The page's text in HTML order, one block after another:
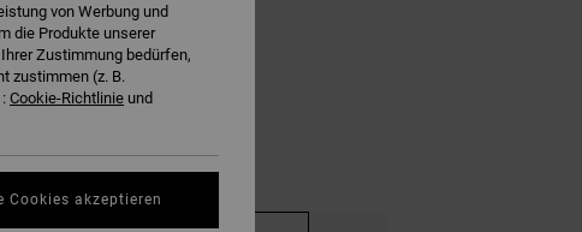
FARBE Hunter Green Paisley
von Werbung und
die Produkte unserer
Zustimmung bedürfen,
zustimmen (z. B.
Cookie-Richtlinie und
Cookies akzeptieren